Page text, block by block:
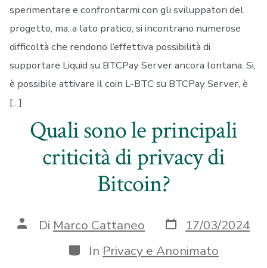
sperimentare e confrontarmi con gli sviluppatori del
progetto, ma, a lato pratico, si incontrano numerose
difficoltà che rendono l’effettiva possibilità di
supportare Liquid su BTCPay Server ancora lontana. Si,
è possibile attivare il coin L-BTC su BTCPay Server, è
[…]
Quali sono le principali
criticità di privacy di
Bitcoin?
Autore
articolo
Di Marco Cattaneo Data
articolo
17/03/2024
Categorie
In Privacy e Anonimato